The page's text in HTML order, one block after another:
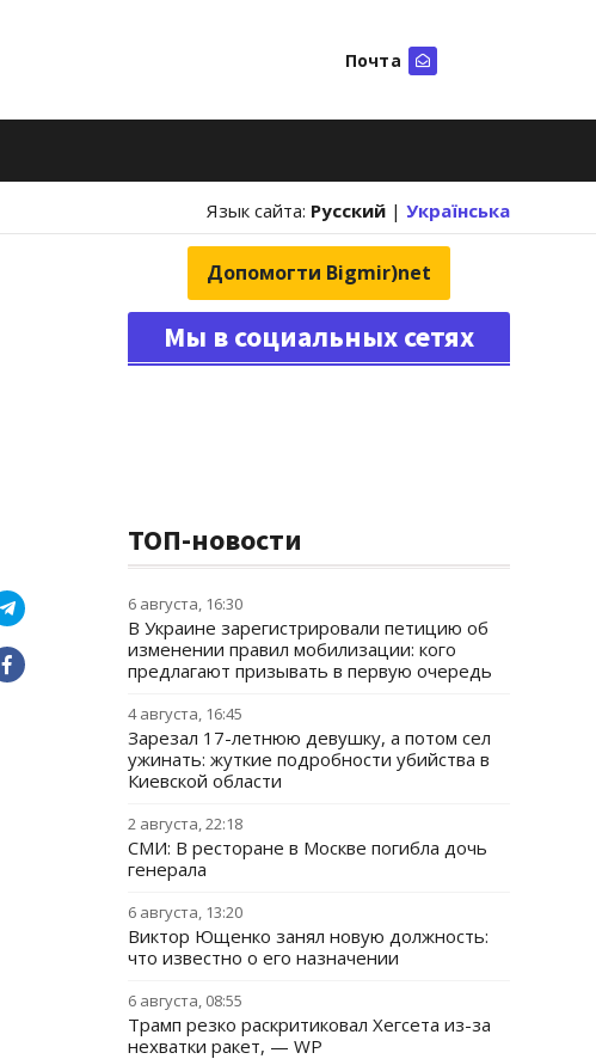
Почта
Язык сайта: Русский | Українська
Допомогти Bigmir)net
Мы в социальных сетях
ТОП-новости
6 августа, 16:30
В Украине зарегистрировали петицию об
изменении правил мобилизации: кого
предлагают призывать в первую очередь
4 августа, 16:45
Зарезал 17-летнюю девушку, а потом сел
ужинать: жуткие подробности убийства в
Киевской области
2 августа, 22:18
СМИ: В ресторане в Москве погибла дочь
генерала
6 августа, 13:20
Виктор Ющенко занял новую должность:
что известно о его назначении
6 августа, 08:55
Трамп резко раскритиковал Хегсета из-за
нехватки ракет, — WP